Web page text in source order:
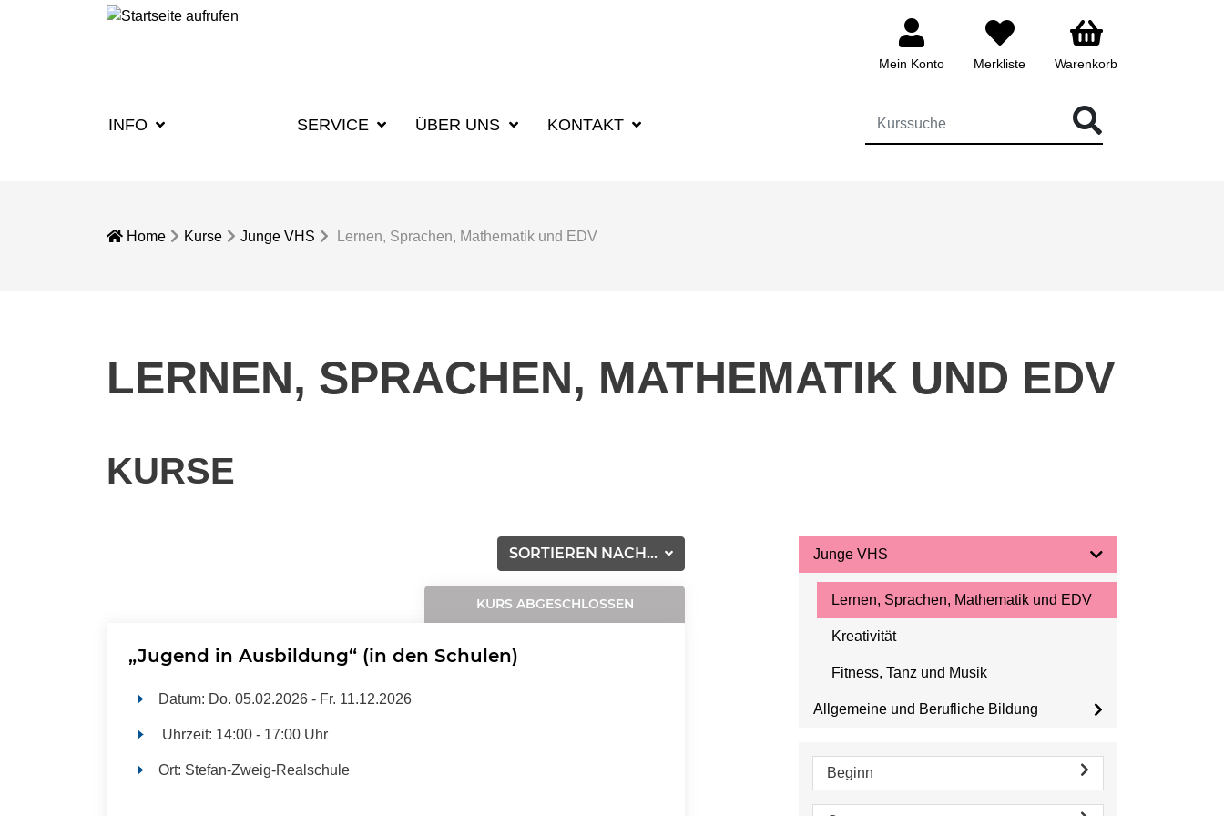
Mein Konto Merkliste Warenkorb
INFO SERVICE ÜBER UNS KONTAKT
Home Kurse Junge VHS Lernen, Sprachen, Mathematik und EDV
LERNEN, SPRACHEN, MATHEMATIK UND EDV
KURSE
SORTIEREN NACH...
KURS ABGESCHLOSSEN
„Jugend in Ausbildung“ (in den Schulen)
Datum: Do. 05.02.2026 - Fr. 11.12.2026
Uhrzeit: 14:00 - 17:00 Uhr
Ort: Stefan-Zweig-Realschule
Junge VHS
Lernen, Sprachen, Mathematik und EDV
Kreativität
Fitness, Tanz und Musik
Allgemeine und Berufliche Bildung
Beginn